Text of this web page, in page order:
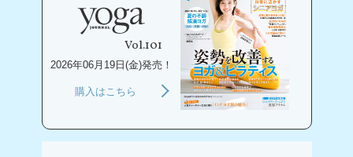
Vol.101
2026年06月19日(金)発売！
購入はこちら